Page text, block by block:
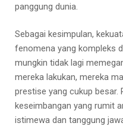
panggung dunia.
Sebagai kesimpulan,
fenomena yang kompleks
mungkin tidak lagi
mereka lakukan, mereka
prestise yang cukup besar.
keseimbangan yang rumit
istimewa dan tanggung